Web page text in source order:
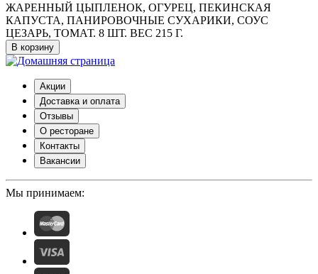
ЖАРЕННЫЙ ЦЫПЛЕНОК, ОГУРЕЦ, ПЕКИНСКАЯ
КАПУСТА, ПАНИРОВОЧНЫЕ СУХАРИКИ, СОУС
ЦЕЗАРЬ, ТОМАТ. 8 ШТ. ВЕС 215 Г.
В корзину
Акции
Доставка и оплата
Отзывы
О ресторане
Контакты
Вакансии
Мы принимаем: